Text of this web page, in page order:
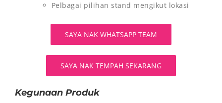
Pelbagai pilihan stand mengikut lokasi
SAYA NAK WHATSAPP TEAM
SAYA NAK TEMPAH SEKARANG
Kegunaan Produk